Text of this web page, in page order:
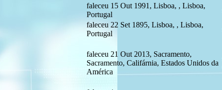
faleceu 15 Out 1991, Lisboa, , Lisboa,
Portugal
faleceu 22 Set 1895, Lisboa, , Lisboa,
Portugal
faleceu 21 Out 2013, Sacramento,
Sacramento, Califárnia, Estados Unidos da
América